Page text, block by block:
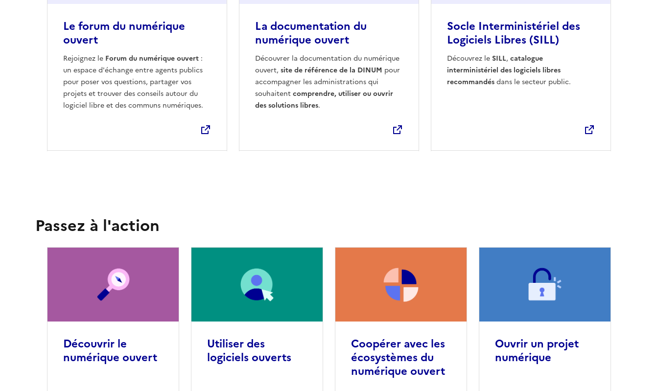
Le forum du numérique
ouvert
Ouvre une nouvelle fenêtre
Rejoignez le Forum du numérique ouvert :
un espace d'échange entre agents publics
pour poser vos questions, partager vos
projets et trouver des conseils autour du
logiciel libre et des communs numériques.
La documentation du
numérique ouvert
Ouvre une nouvelle fenêtre
Découvrer la documentation du numérique
ouvert, site de référence de la DINUM pour
accompagner les administrations qui
souhaitentcomprendre, utiliser ou ouvrir
des solutions libres.
Socle Interministériel des
Logiciels Libres (SILL)
Ouvre une nouvelle fenêtre
Découvrez leSILL, catalogue
interministériel des logiciels libres
recommandésdans le secteur public.
Passez à l'action
Découvrir le
numérique ouvert
Utiliser des
logiciels ouverts
Coopérer avec les
écosystèmes du
numérique ouvert
Ouvrir un projet
numérique